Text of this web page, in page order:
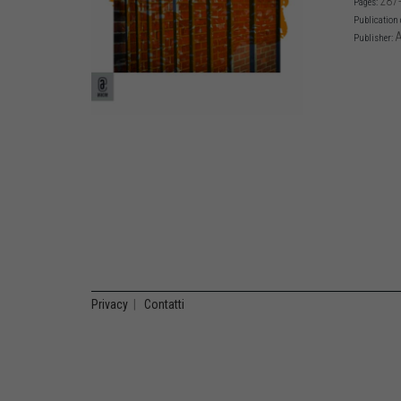
Publication
Publisher:
Privacy Contatti